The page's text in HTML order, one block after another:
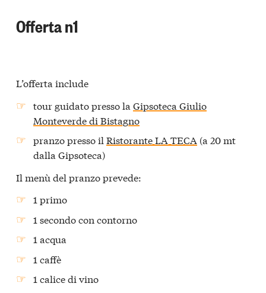
Offerta n1
L’offerta include
tour guidato presso laGipsoteca Giulio
Monteverde di Bistagno
pranzo presso ilRistorante LA TECA (a 20 mt
dalla Gipsoteca)
Il menù del pranzo prevede:
1 primo
1 secondo con contorno
1 acqua
1 caffè
1 calice di vino